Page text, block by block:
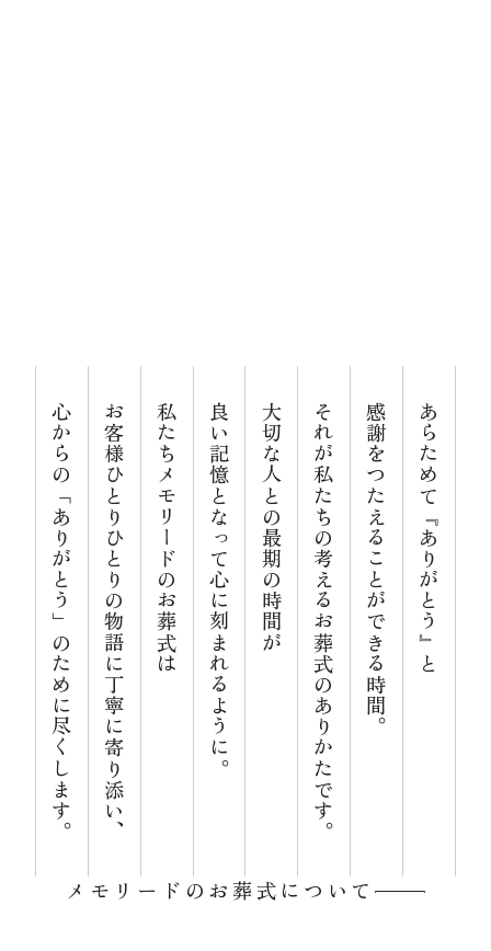
施設案内
お知らせ
資料請求
お見積もり
お問合わせ
あらためて『ありがとう』と
感謝をつたえることができる時間。
それが私たちの考えるお葬式のありかたです。
大切な人との最期の時間が
良い記憶となって心に刻まれるように。
私たちメモリードのお葬式は
お客様ひとりひとりの物語に丁寧に寄り添い、
心からの「ありがとう」のために尽くします。
メモリードのお葬式について